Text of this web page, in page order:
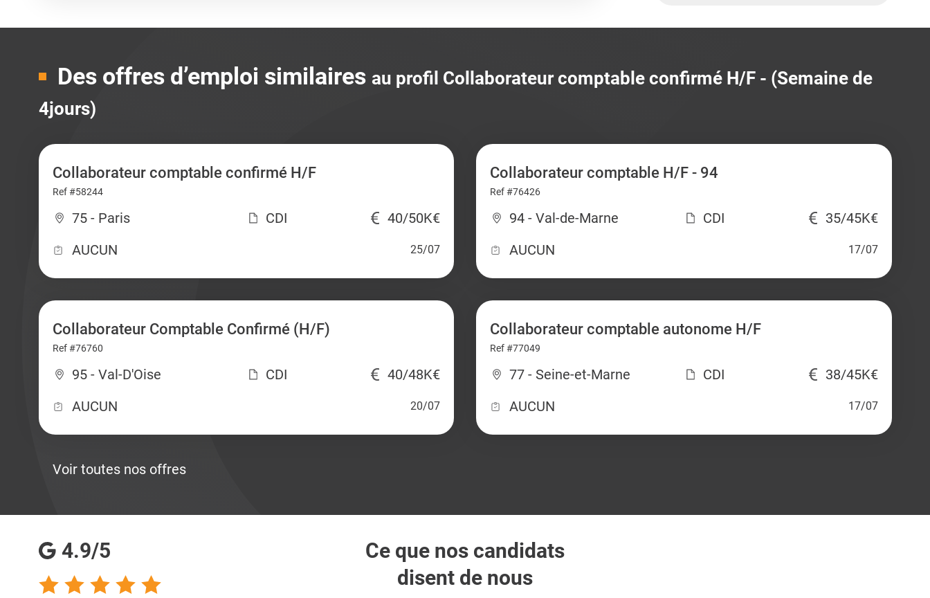
Des offres d’emploi similaires au profil Collaborateur comptable confirmé H/F - (Semaine de
4jours)
Collaborateur comptable confirmé H/F
Ref #58244
75 - Paris CDI
40/50K€
AUCUN
25/07
Collaborateur comptable H/F - 94
Ref #76426
94 - Val-de-Marne CDI
35/45K€
AUCUN
17/07
Collaborateur Comptable Confirmé (H/F)
Ref #76760
95 - Val-D'Oise CDI
40/48K€
AUCUN
20/07
Collaborateur comptable autonome H/F
Ref #77049
77 - Seine-et-Marne CDI
38/45K€
AUCUN
17/07
Voir toutes nos offres
4.9/5
Ce que nos candidats
disent de nous